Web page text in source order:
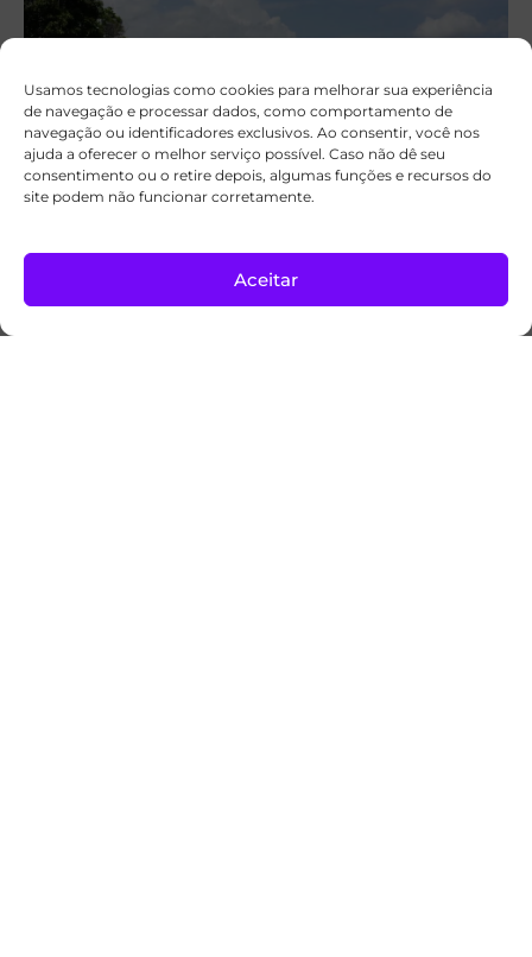
Usamos tecnologias como cookies para melhorar sua experiência
de navegação e processar dados, como comportamento de
navegação ou identificadores exclusivos. Ao consentir, você nos
ajuda a oferecer o melhor serviço possível. Caso não dê seu
consentimento ou o retire depois, algumas funções e recursos do
site podem não funcionar corretamente.
Aceitar
Igreja cria novo modelo de capela para levar
a luz de Cristo a lugares isolados
Notícias22/07/2026